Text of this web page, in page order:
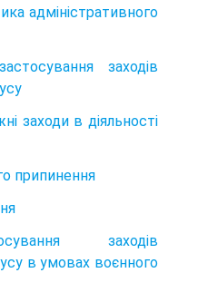
адміністративного
заходів
заходи в діяльності
припинення
заходів
в умовах воєнного